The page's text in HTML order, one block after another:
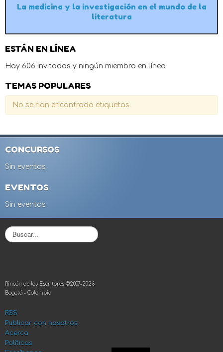
La medicina y la investigación en el mundo de la
literatura
ESTÁN EN LÍNEA
Hay 606 invitados y ningún miembro en línea
TEMAS POPULARES
No se han encontrado etiquetas.
CONCURSOS
Sin eventos
EVENTOS
Sin eventos
B
u
r
.
.
Rincón de los Escritores ©2007-2026
Bogotá - Colombia
RSS
Publicar con nosotros
Acerca
Políticas